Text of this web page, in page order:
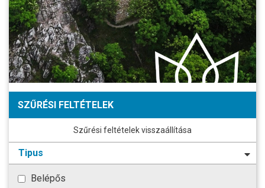
SZŰRÉSI FELTÉTELEK
Szűrési feltételek visszaállítása
Tipus
Belépős